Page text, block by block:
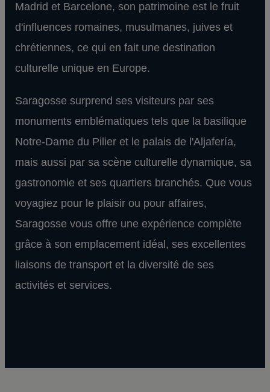
Madrid et Barcelone, son patrimoine est le fruit
d'influences romaines, musulmanes, juives et
chrétiennes, ce qui en fait une destination
culturelle unique en Europe.
Saragosse surprend ses visiteurs par ses
monuments emblématiques tels que la basilique
Notre-Dame du Pilier et le palais de l'Aljafería,
mais aussi par sa scène culturelle dynamique, sa
gastronomie et ses quartiers branchés. Que vous
voyagiez pour le plaisir ou pour affaires,
Saragosse vous offre une expérience complète
grâce à son emplacement idéal, ses excellentes
liaisons de transport et la diversité de ses
activités et services.